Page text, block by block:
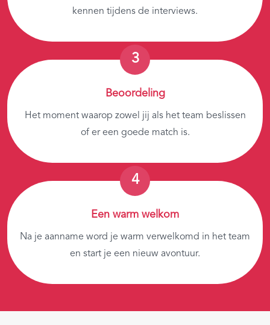
kennen tijdens de interviews.
Beoordeling
Het moment waarop zowel jij als het team beslissen
of er een goede match is.
Een warm welkom
Na je aanname word je warm verwelkomd in het team
en start je een nieuw avontuur.